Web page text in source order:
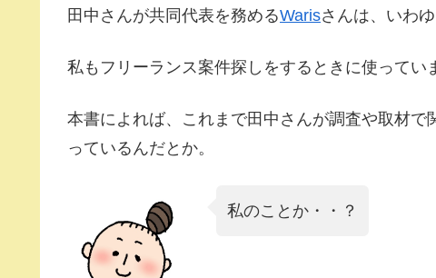
田中さんが共同代表を務めるWarisさんは、いわ
私もフリーランス案件探しをするときに使ってい
本書によれば、これまで田中さんが調査や取材
っているんだとか。
私のことか・・？